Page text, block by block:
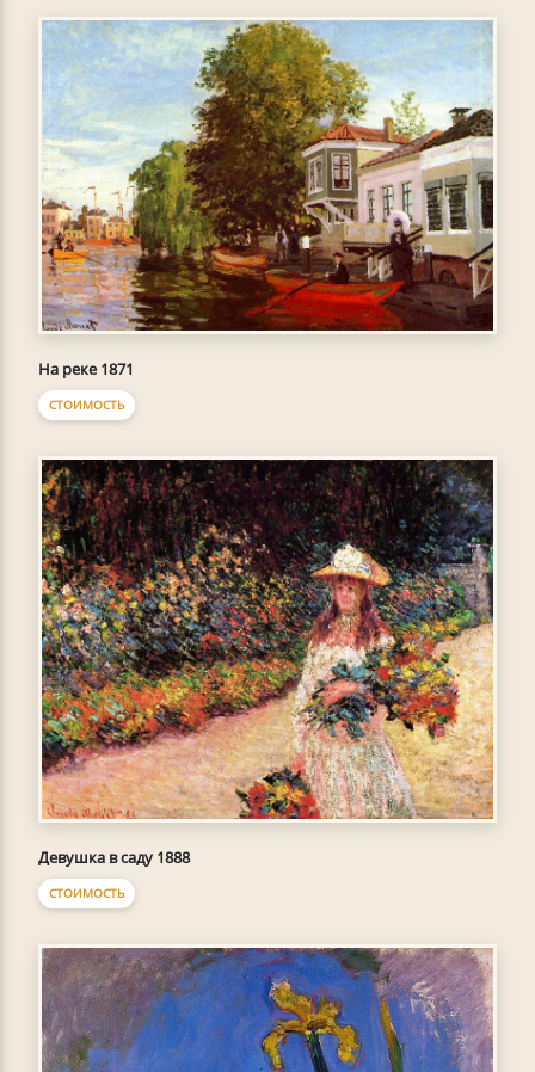
На реке 1871
СТОИМОСТЬ
Девушка в саду 1888
СТОИМОСТЬ